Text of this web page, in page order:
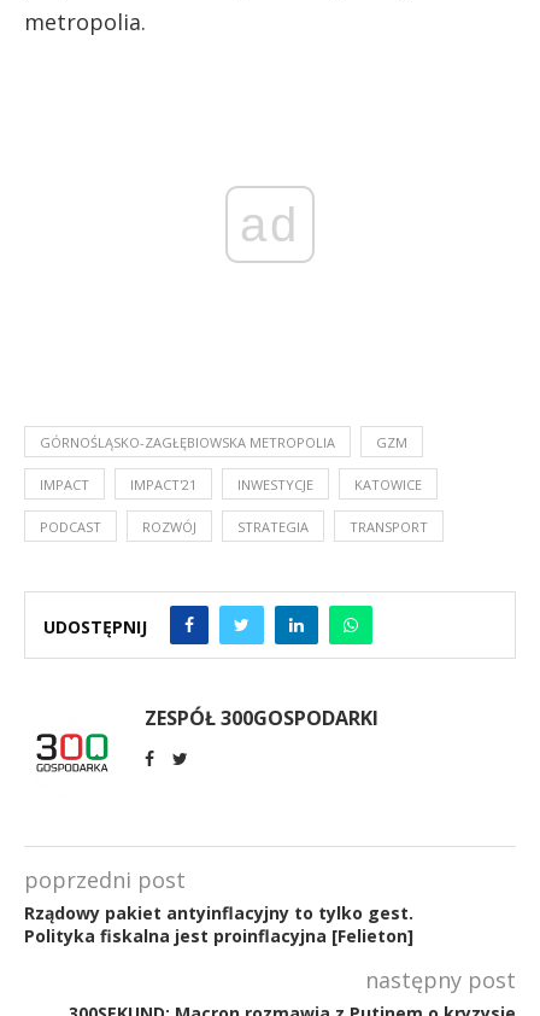
metropolia.
ad
GÓRNOŚLĄSKO-ZAGŁĘBIOWSKA METROPOLIA GZM
IMPACT IMPACT'21 INWESTYCJE KATOWICE
PODCAST ROZWÓJ STRATEGIA TRANSPORT
UDOSTĘPNIJ
ZESPÓŁ 300GOSPODARKI
poprzedni post
Rządowy pakiet antyinflacyjny to tylko gest.
Polityka fiskalna jest proinflacyjna [Felieton]
następny post